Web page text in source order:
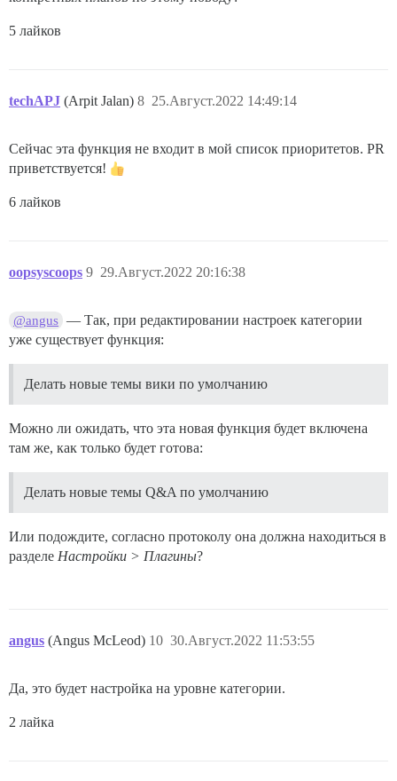
5 лайков
techAPJ (Arpit Jalan) 25.Август.2022 14:49:14
8
Сейчас эта функция не входит в мой список приоритетов. PR
приветствуется!
6 лайков
oopsyscoops 29.Август.2022 20:16:38
9
@angus — Так, при редактировании настроек категории
уже существует функция:
Делать новые темы вики по умолчанию
Можно ли ожидать, что эта новая функция будет включена
там же, как только будет готова:
Делать новые темы Q&A по умолчанию
Или подождите, согласно протоколу она должна находиться в
разделе Настройки > Плагины?
angus (Angus McLeod) 30.Август.2022 11:53:55
10
Да, это будет настройка на уровне категории.
2 лайка